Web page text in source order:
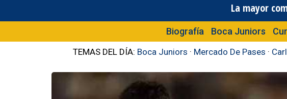
La mayor
Biografía Boca Juniors
TEMAS DEL DÍA: Boca Juniors · Mercado De Pases ·